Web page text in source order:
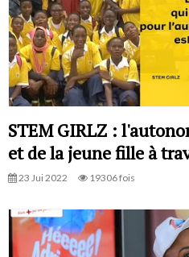
STEM GIRLZ :
et de la jeune fille à
23 Jui 2022 19306 fois